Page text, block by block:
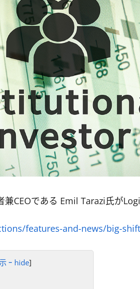
兼CEOである Emil Tarazi氏が
features-and-news/big-
ｰ hide]